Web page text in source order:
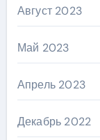
Август 2023
Май 2023
Апрель 2023
Декабрь 2022